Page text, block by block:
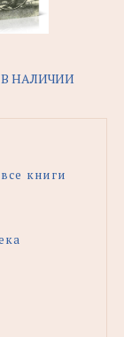
В НАЛИЧИИ
все книги